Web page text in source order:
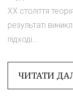
XX століття
результаті
підході...
ЧИТАТИ